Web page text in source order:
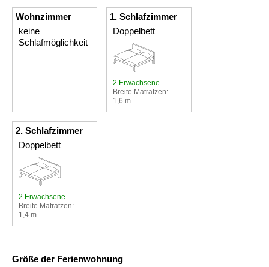
Wohnzimmer
keine
Schlafmöglichkeit
1. Schlafzimmer
Doppelbett
2 Erwachsene
Breite Matratzen:
1,6 m
2. Schlafzimmer
Doppelbett
2 Erwachsene
Breite Matratzen:
1,4 m
Größe der Ferienwohnung